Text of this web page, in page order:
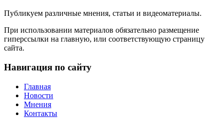
Публикуем различные мнения, статьи и видеоматериалы.
При использовании материалов обязательно размещение
гиперссылки на главную, или соответствующую страницу
сайта.
Навигация по сайту
Главная
Новости
Мнения
Контакты